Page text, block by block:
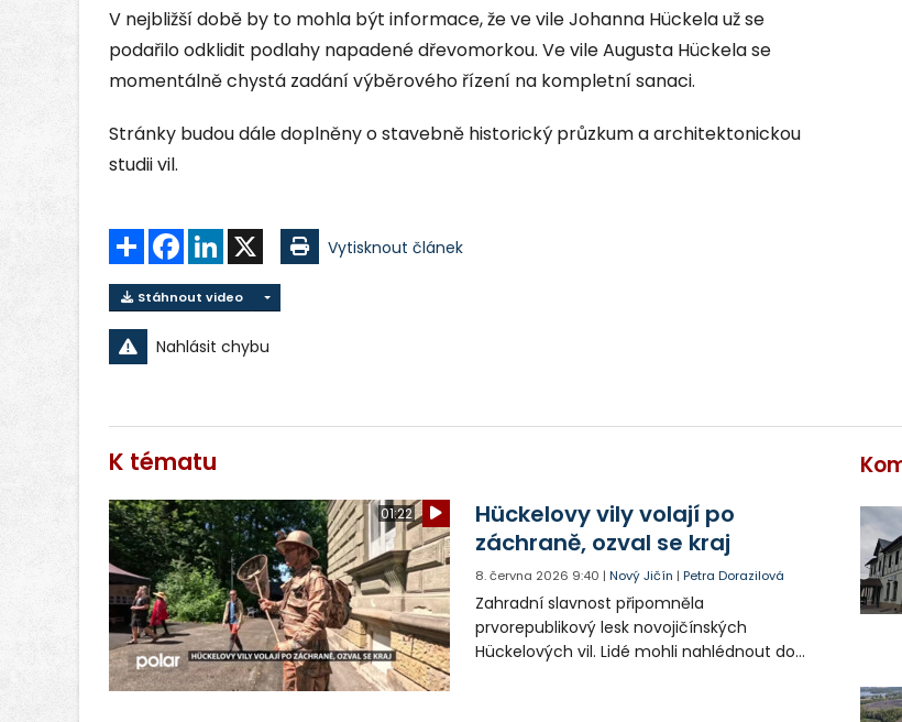
V nejbližší době by to mohla být informace, že ve vile Johanna Hückela už se
podařilo odklidit podlahy napadené dřevomorkou. Ve vile Augusta Hückela se
momentálně chystá zadání výběrového řízení na kompletní sanaci.
Stránky budou dále doplněny o stavebně historický průzkum a architektonickou
studii vil.
Sdílet FacebookLinkedIn Vytisknout článek
Stáhnout video
Nahlásit chybu
K tématu
01:22
Hückelovy vily volají po
záchraně, ozval se kraj
8. června 2026 9:40 |Nový Jičín |Petra Dorazilová
Zahradní slavnost připomněla
prvorepublikový lesk novojičínských
Hückelových vil. Lidé mohli nahlédnout do